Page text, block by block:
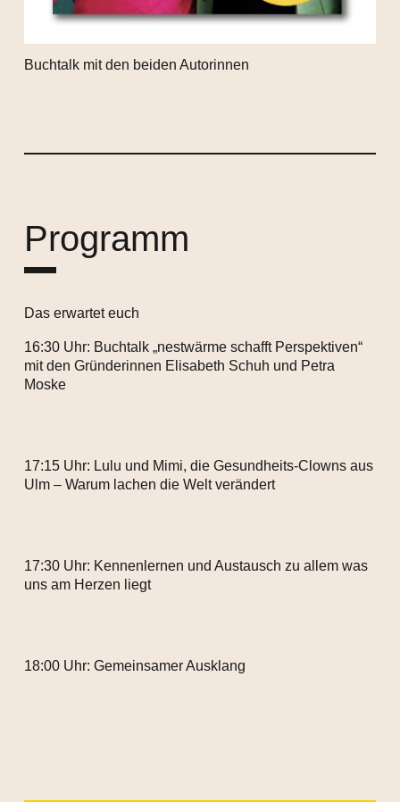
Buchtalk mit den beiden Autorinnen
Programm
Das erwartet euch
16:30 Uhr: Buchtalk „nestwärme schafft Perspektiven“
mit den Gründerinnen Elisabeth Schuh und Petra
Moske
17:15 Uhr: Lulu und Mimi, die Gesundheits-Clowns aus
Ulm – Warum lachen die Welt verändert
17:30 Uhr: Kennenlernen und Austausch zu allem was
uns am Herzen liegt
18:00 Uhr: Gemeinsamer Ausklang